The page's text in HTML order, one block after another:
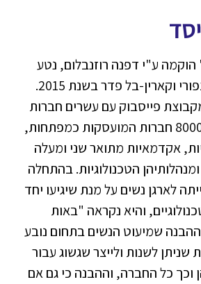
ע"י דפנה רוזנבלום, נטע
בונדי, אביטל צפורי וקארין-בל פדר בשנת 2015.
פייסבוק עם עשרים חברות
לקהילה של מעל 8000 חברות המועסקות כמפתחות,
אקדמאיות מתואר שני ומעלה
הטכנולוגיות. בהתחלה
לארגן נשים על מנת שיגיעו יחד
והיא נקראה "באות
שמיעוט הנשים בתחום נובע
שניתן לשנות ולייצר שגשוג עבור
וכך כל החברה, וההבנה כי גם אם